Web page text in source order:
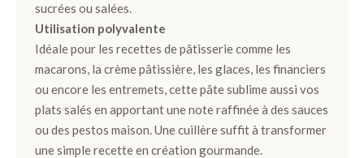
sucrées ou salées.
Utilisation polyvalente
Idéale pour les recettes de pâtisserie comme les
macarons, la crème pâtissière, les glaces, les financiers
ou encore les entremets, cette pâte sublime aussi vos
plats salés en apportant une note raffinée à des sauces
ou des pestos maison. Une cuillère suffit à transformer
une simple recette en création gourmande.